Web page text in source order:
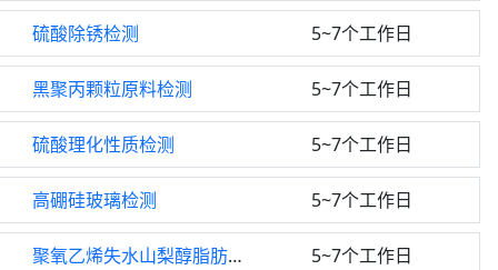
硫酸除锈检测 5~7个工作日
黑聚丙颗粒原料检测 5~7个工作日
硫酸理化性质检测 5~7个工作日
高硼硅玻璃检测 5~7个工作日
聚氧乙烯失水山梨醇脂肪酸酯检测 5~7个工作日